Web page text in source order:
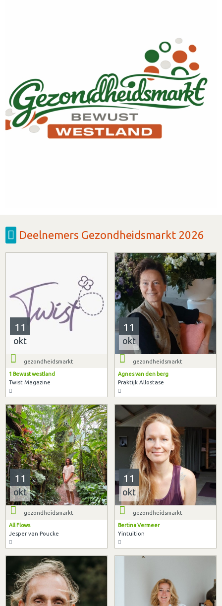
Deelnemers Gezondheidsmarkt 2026
11
okt
gezondheidsmarkt
1 Bewust westland
Twist Magazine
11
okt
gezondheidsmarkt
Agnes van den berg
Praktijk Allostase
11
okt
gezondheidsmarkt
All Flows
Jesper van Poucke
11
okt
gezondheidsmarkt
Bertina Vermeer
Yintuition